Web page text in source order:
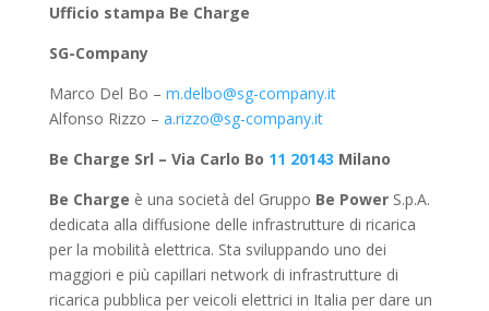
Ufficio stampa Be Charge
SG-Company
Marco Del Bo – m.delbo@sg-company.it
Alfonso Rizzo – a.rizzo@sg-company.it
Be Charge Srl – Via Carlo Bo 11 20143 Milano
Be Charge è una società del Gruppo Be PowerS.p.A.
dedicata alla diffusione delle infrastrutture di ricarica
per la mobilità elettrica. Sta sviluppando uno dei
maggiori e più capillari network di infrastrutture di
ricarica pubblica per veicoli elettrici in Italia per dare un